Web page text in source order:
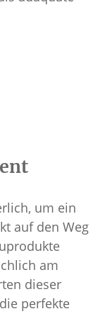
um ein
auf den Weg
am
dieser
perfekte